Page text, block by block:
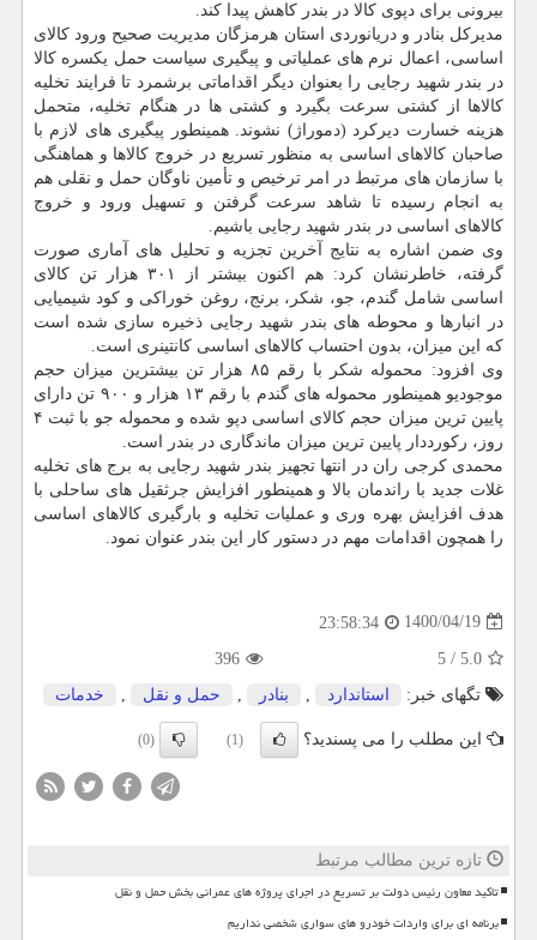
بیرونی برای دپوی کالا در بندر کاهش پیدا کند.
مدیرکل بنادر و دریانوردی استان هرمزگان مدیریت صحیح ورود کالای
اساسی، اعمال نرم های عملیاتی و پیگیری سیاست حمل یکسره کالا
در بندر شهید رجایی را بعنوان دیگر اقداماتی برشمرد تا فرایند تخلیه
کالاها از کشتی سرعت بگیرد و کشتی ها در هنگام تخلیه، متحمل
هزینه خسارت دیرکرد (دموراژ) نشوند. همینطور پیگیری های لازم با
صاحبان کالاهای اساسی به منظور تسریع در خروج کالاها و هماهنگی
با سازمان های مرتبط در امر ترخیص و تأمین ناوگان حمل و نقلی هم
به انجام رسیده تا شاهد سرعت گرفتن و تسهیل ورود و خروج
کالاهای اساسی در بندر شهید رجایی باشیم.
وی ضمن اشاره به نتایج آخرین تجزیه و تحلیل های آماری صورت
گرفته، خاطرنشان کرد: هم اکنون بیشتر از ۳۰۱ هزار تن کالای
اساسی شامل گندم، جو، شکر، برنج، روغن خوراکی و کود شیمیایی
در انبارها و محوطه های بندر شهید رجایی ذخیره سازی شده است
که این میزان، بدون احتساب کالاهای اساسی کانتینری است.
وی افزود: محموله شکر با رقم ۸۵ هزار تن بیشترین میزان حجم
موجودیو همینطور محموله های گندم با رقم ۱۳ هزار و ۹۰۰ تن دارای
پایین ترین میزان حجم کالای اساسی دپو شده و محموله جو با ثبت ۴
روز، رکورددار پایین ترین میزان ماندگاری در بندر است.
محمدی کرجی ران در انتها تجهیز بندر شهید رجایی به برج های تخلیه
غلات جدید با راندمان بالا و همینطور افزایش جرثقیل های ساحلی با
هدف افزایش بهره وری و عملیات تخلیه و بارگیری کالاهای اساسی
را همچون اقدامات مهم در دستور کار این بندر عنوان نمود.
1400/04/19
23:58:34
5.0
/
5
396
تگهای خبر:
استاندارد بنادر حمل و نقل خدمات
این مطلب را می پسندید؟ (1)
(0)
تازه ترین مطالب مرتبط
تاکید معاون رئیس دولت بر تسریع در اجرای پروژه های عمرانی بخش حمل و نقل
برنامه ای برای واردات خودرو های سواری شخصی نداریم